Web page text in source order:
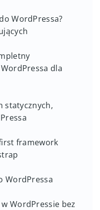
WordPressa?
dla
statycznych,
framework
WordPressa
WordPressie bez